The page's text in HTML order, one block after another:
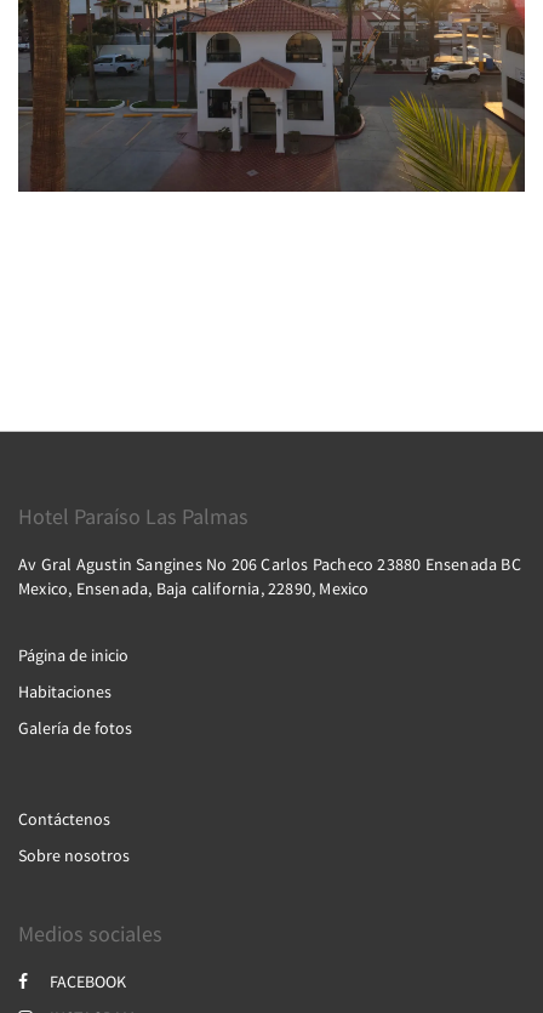
Hotel Paraíso Las Palmas
Av Gral Agustin Sangines No 206 Carlos Pacheco 23880 Ensenada BC
Mexico, Ensenada, Baja california, 22890, Mexico
Página de inicio
Habitaciones
Galería de fotos
Contáctenos
Sobre nosotros
Medios sociales
FACEBOOK